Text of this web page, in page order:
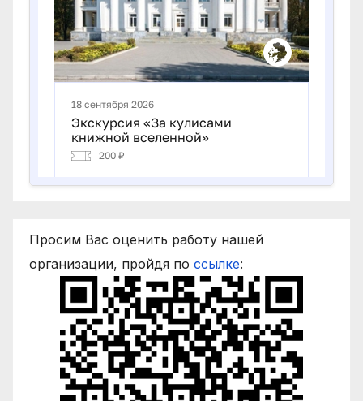
Просим Вас оценить работу нашей
организации, пройдя по ссылке: